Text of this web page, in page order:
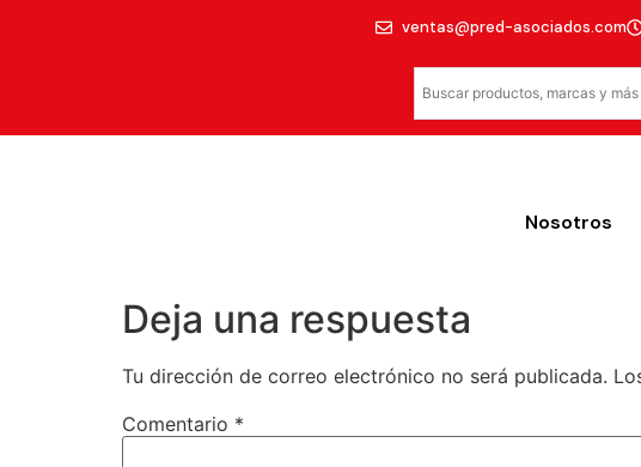
ventas@pred-asociados.com
Nosotros
Deja una respuesta
Tu dirección de correo electrónico no será publicada.
Comentario *